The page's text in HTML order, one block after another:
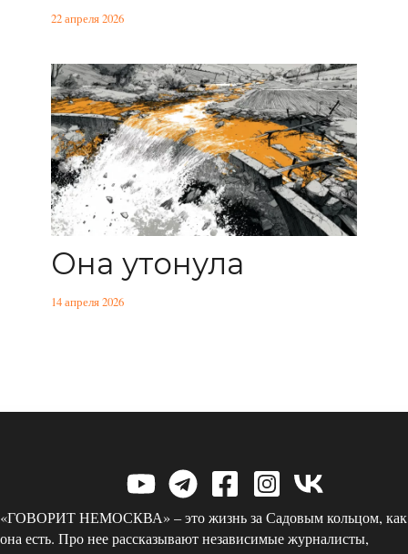
22 апреля 2026
Она утонула
14 апреля 2026
«ГОВОРИТ НЕМОСКВА» – это жизнь за Садовым кольцом, как
она есть. Про нее рассказывают независимые журналисты,